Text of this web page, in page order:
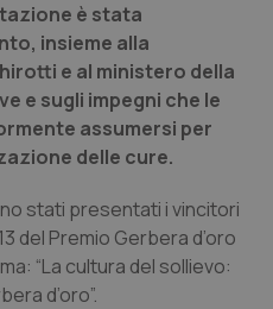
è stata
insieme alla
e al ministero della
e sugli impegni che le
assumersi per
delle cure.
stati presentati i vincitori
del Premio Gerbera d’oro
“La cultura del sollievo:
d’oro”.